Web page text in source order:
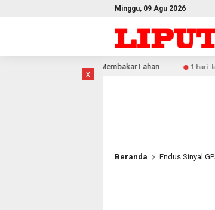
Minggu, 09 Agu 2026
x
1 hari lalu Tertibkan
Beranda Endus Sinyal